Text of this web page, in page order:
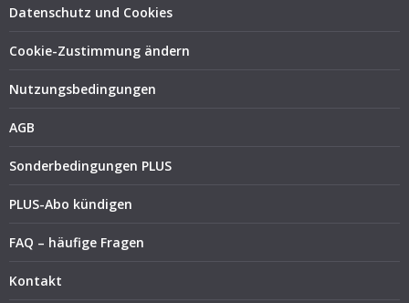
Datenschutz und Cookies
Cookie-Zustimmung ändern
Nutzungsbedingungen
AGB
Sonderbedingungen PLUS
PLUS-Abo kündigen
FAQ – häufige Fragen
Kontakt